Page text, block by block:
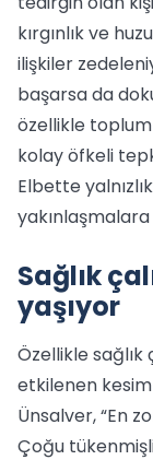
kırgınlık ve
ilişkiler
başarsa da
özellikle
kolay öfkeli
Elbette
Sağlık
yaşıyor
Özellikle sağlık
etkilenen kesim
Ünsalver, “En
Çoğu